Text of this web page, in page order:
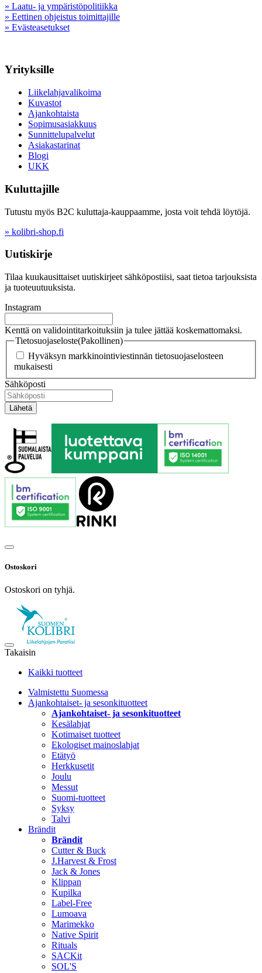
» Laatu- ja ympäristöpolitiikka
» Eettinen ohjeistus toimittajille
» Evästeasetukset
Yrityksille
Liikelahjavalikoima
Kuvastot
Ajankohtaista
Sopimusasiakkuus
Sunnittelupalvelut
Asiakastarinat
Blogi
UKK
Kuluttajille
Tutustu myös B2C kuluttaja-kauppaamme, josta voit tehdä löytöjä.
» kolibri-shop.fi
Uutiskirje
Tilaa kuukausittaiset uutiskirjeet sähköpostiisi, saat tietoa tarjouksista
ja tuoteuutuuksista.
Instagram
Kenttä on validointitarkoituksiin ja tulee jättää koskemattomaksi.
Tietosuojaseloste(Pakollinen)
Hyväksyn markkinointiviestinnän tietosuojaselosteen
mukaisesti
Sähköposti
Ostoskori
Ostoskori on tyhjä.
Takaisin
Kaikki tuotteet
Valmistettu Suomessa
Ajankohtaiset- ja sesonkituotteet
Ajankohtaiset- ja sesonkituotteet
Kesälahjat
Kotimaiset tuotteet
Ekologiset mainoslahjat
Etätyö
Herkkusetit
Joulu
Messut
Suomi-tuotteet
Syksy
Talvi
Brändit
Brändit
Cutter & Buck
J.Harvest & Frost
Jack & Jones
Klippan
Kupilka
Label-Free
Lumoava
Marimekko
Native Spirit
Rituals
SACKit
SOL'S